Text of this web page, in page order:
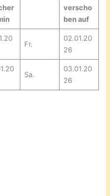
verscho
ben auf
Fr.
02.01.20
26
Sa.
03.01.20
26